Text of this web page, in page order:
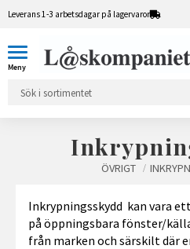
Leverans 1-3 arbetsdagar på lagervaror
ÖVRIGT
Inkrypningsskydd kan vara
på öppningsbara fönster/
från marken och särskilt där